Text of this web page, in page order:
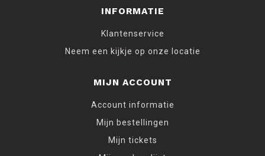
INFORMATIE
Klantenservice
Neem een kijkje op onze locatie
MIJN ACCOUNT
Account informatie
Mijn bestellingen
Mijn tickets